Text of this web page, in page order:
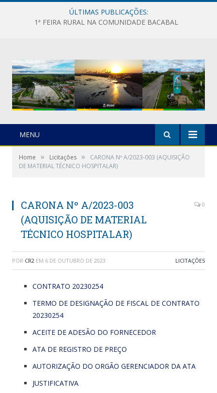
ÚLTIMAS PUBLICAÇÕES:
1ª FEIRA RURAL NA COMUNIDADE BACABAL
MENU
Home » Licitações »
CARONA Nº A/2023-003 (AQUISIÇÃO
DE MATERIAL TÉCNICO HOSPITALAR)
CARONA Nº A/2023-003
(AQUISIÇÃO DE MATERIAL
TÉCNICO HOSPITALAR)
0
POR CR2 EM 6 DE OUTUBRO DE 2023 LICITAÇÕES
CONTRATO 20230254
TERMO DE DESIGNAÇÃO DE FISCAL DE CONTRATO
20230254
ACEITE DE ADESÃO DO FORNECEDOR
ATA DE REGISTRO DE PREÇO
AUTORIZAÇÃO DO ORGÃO GERENCIADOR DA ATA
JUSTIFICATIVA